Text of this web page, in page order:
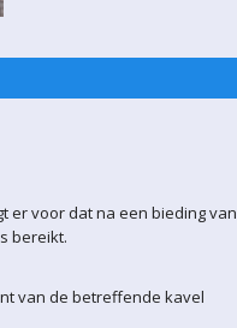
er voor dat na een bieding van
bereikt.
van de betreffende kavel